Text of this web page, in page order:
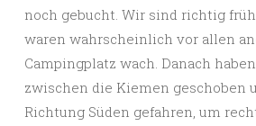
noch gebucht. Wir sind richtig
waren wahrscheinlich vor allen
Campingplatz wach. Danach
zwischen die Kiemen geschoben
Richtung Süden gefahren, um